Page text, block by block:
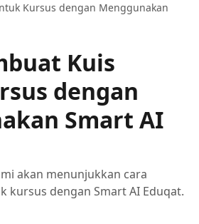
Kursus dengan Menggunakan
Kuis
dengan
Smart AI
akan menunjukkan cara
kursus dengan Smart AI Eduqat.